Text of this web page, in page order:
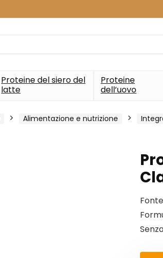
Proteine del siero del
latte
Proteine
dell’uovo
Alimentazione e nutrizione